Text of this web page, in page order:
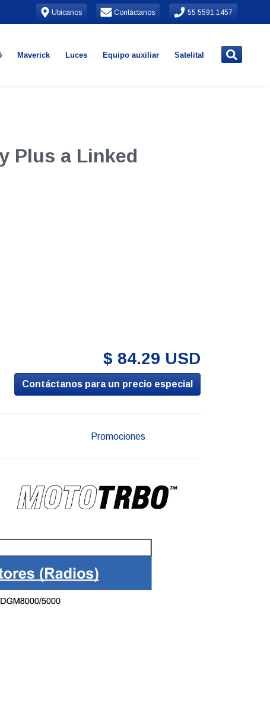
Ubícanos Contáctanos 55 5591 1457
Maverick Luces Equipo auxiliar Satelital
Plus a Linked
$ 84.29 USD
Contáctanos para un precio especial
Promociones